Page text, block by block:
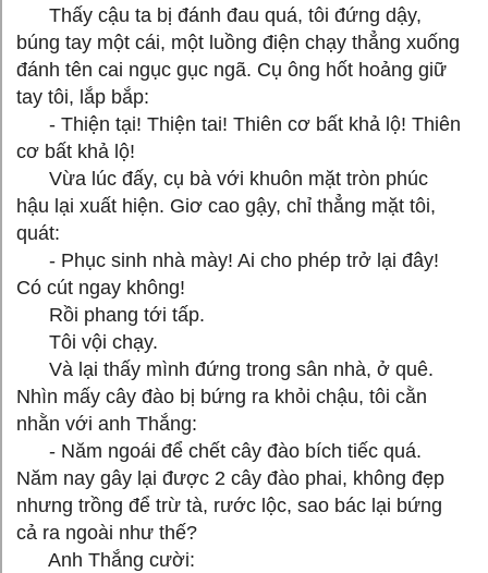
Thấy cậu ta bị đánh đau quá, tôi đứng dậy,
búng tay một cái, một luồng điện chạy thẳng xuống
đánh tên cai ngục gục ngã. Cụ ông hốt hoảng giữ
tay tôi, lắp bắp:
- Thiện tại! Thiện tai! Thiên cơ bất khả lộ! Thiên
cơ bất khả lộ!
Vừa lúc đấy, cụ bà với khuôn mặt tròn phúc
hậu lại xuất hiện. Giơ cao gậy, chỉ thẳng mặt tôi,
quát:
- Phục sinh nhà mày! Ai cho phép trở lại đây!
Có cút ngay không!
Rồi phang tới tấp.
Tôi vội chạy.
Và lại thấy mình đứng trong sân nhà, ở quê.
Nhìn mấy cây đào bị bứng ra khỏi chậu, tôi cằn
nhằn với anh Thắng:
- Năm ngoái để chết cây đào bích tiếc quá.
Năm nay gây lại được 2 cây đào phai, không đẹp
nhưng trồng để trừ tà, rước lộc, sao bác lại bứng
cả ra ngoài như thế?
Anh Thắng cười: